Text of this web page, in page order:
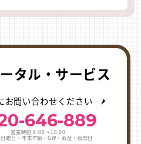
タル・サービス
お問い合わせください
646-889
営業時間 9:00〜18:00
曜日・年末年始・GW・お盆・祝祭日